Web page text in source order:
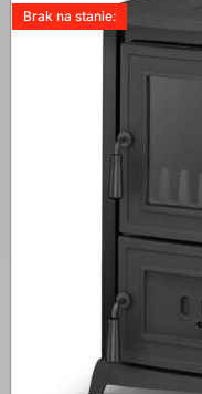
Brak na stanie: